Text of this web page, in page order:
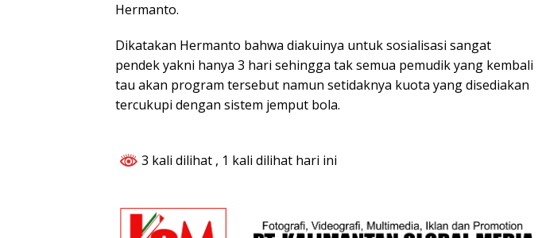
Hermanto.
Dikatakan Hermanto bahwa diakuinya untuk sosialisasi sangat
pendek yakni hanya 3 hari sehingga tak semua pemudik yang kembali
tau akan program tersebut namun setidaknya kuota yang disediakan
tercukupi dengan sistem jemput bola.
3 kali dilihat , 1 kali dilihat hari ini